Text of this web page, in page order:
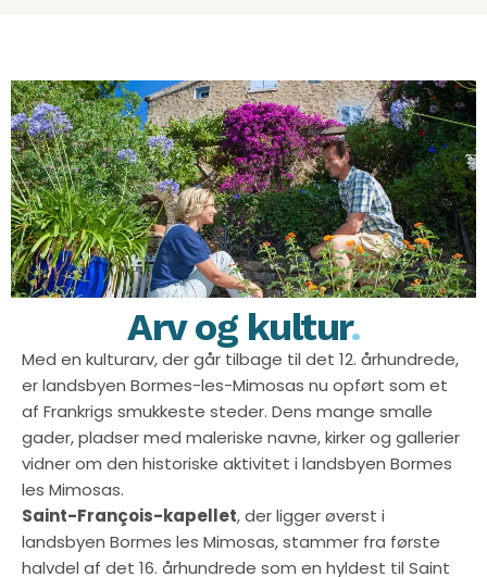
Arv og kultur.
Med en kulturarv, der går tilbage til det 12. århundrede,
er landsbyen Bormes-les-Mimosas nu opført som et
af Frankrigs smukkeste steder. Dens mange smalle
gader, pladser med maleriske navne, kirker og gallerier
vidner om den historiske aktivitet i landsbyen Bormes
les Mimosas.
Saint-François-kapellet, der ligger øverst i
landsbyen Bormes les Mimosas, stammer fra første
halvdel af det 16. århundrede som en hyldest til Saint